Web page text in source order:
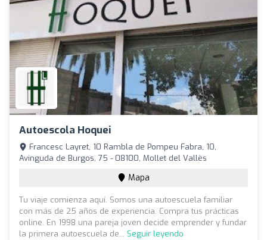
Autoescola Hoquei
Francesc Layret, 10 Rambla de Pompeu Fabra, 10,
Avinguda de Burgos, 75 - 08100, Mollet del Vallès
Mapa
Tu viaje comienza aquí. Somos una autoescuela familiar
con más de 25 años de experiencia. Compra tus prácticas
online. En 1998 una pareja joven decide emprender y fundar
la primera autoescuela de... Seguir leyendo